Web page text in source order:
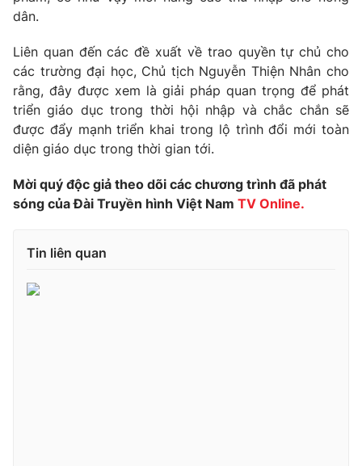
Giải sao mai
Sao
Làm đẹp
Chất lượng cuộc sống
Học trực tuyến
Công nghệ
Hitech Công nghệ tương lai
Sản phẩm
Thị trường
Tư vấn
Giao lưu trực tuyến
Lịch phát sóng
Chuyên mục khác
Photo
dân.
Liên quan đến các đề xuất về trao quyền tự chủ cho
các trường đại học, Chủ tịch Nguyễn Thiện Nhân cho
rằng, đây được xem là giải pháp quan trọng để phát
triển giáo dục trong thời hội nhập và chắc chắn sẽ
được đẩy mạnh triển khai trong lộ trình đổi mới toàn
diện giáo dục trong thời gian tới.
Mời quý độc giả theo dõi các chương trình đã phát
sóng của Đài Truyền hình Việt Nam TV Online.
Tin liên quan